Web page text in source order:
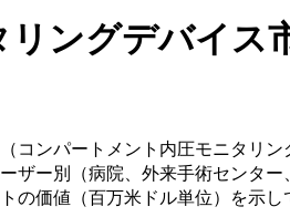
ングデバイス
ンパートメント内圧モニタリ
ザー別（病院、外来手術センタ
価値（百万米ドル単位）を示し